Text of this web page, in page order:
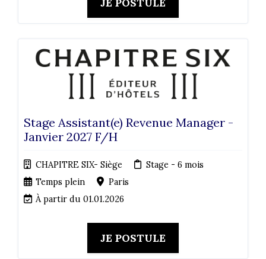
Stage Assistant(e) Revenue Manager -
Janvier 2027 F/H
CHAPITRE SIX- Siège
Stage - 6 mois
Temps plein
Paris
À partir du 01.01.2026
JE POSTULE